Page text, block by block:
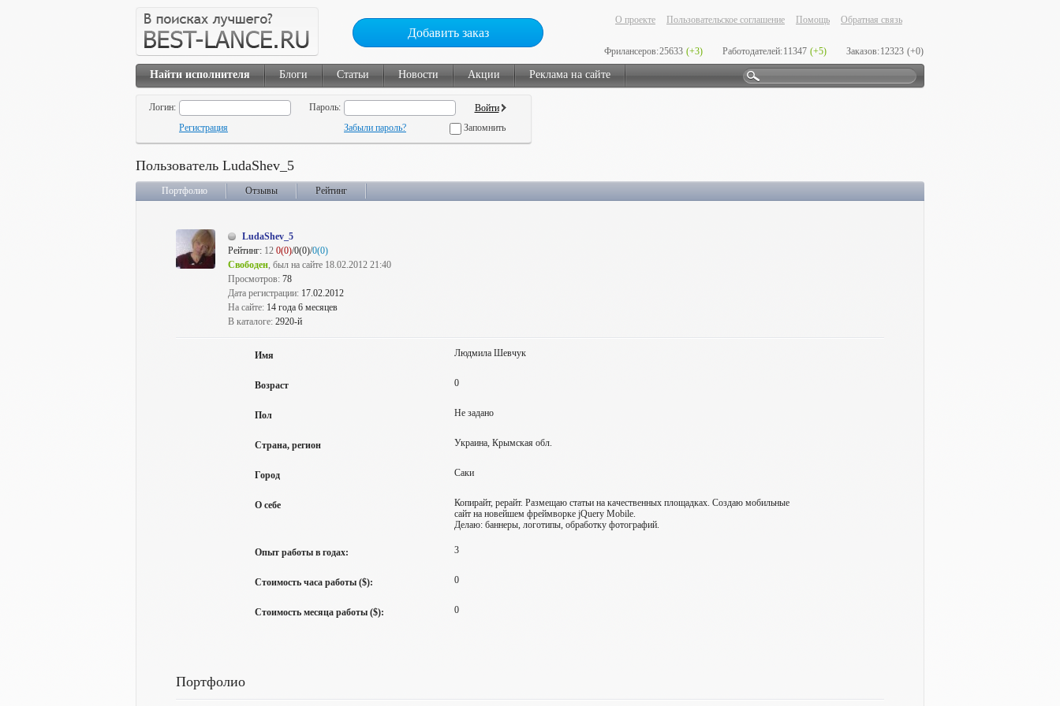
Добавить заказ
О проекте Пользовательское соглашение Помощь Обратная связь
Фрилансеров:25633 (+3) Работодателей:11347 (+5) Заказов:12323 (+0)
Найти исполнителя Блоги Статьи Новости Акции Реклама на сайте
Логин:
Пароль:
Регистрация
Забыли пароль? Запомнить
Пользователь LudaShev_5
Портфолио Отзывы Рейтинг
LudaShev_5
Рейтинг: 12 0(0)/0(0)/0(0)
Свободен, был на сайте 18.02.2012 21:40
Просмотров: 78
Дата регистрации: 17.02.2012
На сайте: 14 года 6 месяцев
В каталоге: 2920-й
Имя Людмила Шевчук
Возраст 0
Пол Не задано
Страна, регион Украина, Крымская обл.
Город Саки
О себе
Копирайт, рерайт. Размещаю статьи на качественных площадках. Создаю мобильные
сайт на новейшем фреймворке jQuery Mobile.
Делаю: баннеры, логотипы, обработку фотографий.
Опыт работы в годах: 3
Стоимость часа работы ($): 0
Стоимость месяца работы ($): 0
Портфолио